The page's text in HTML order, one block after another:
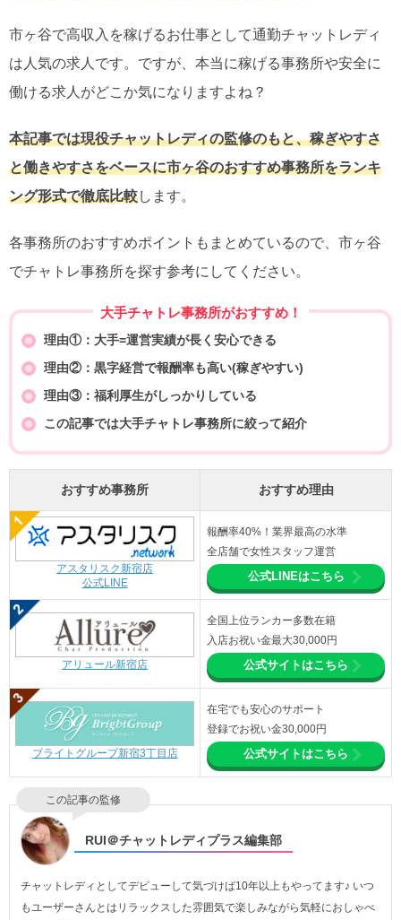
市ヶ谷で高収入を稼げるお仕事として通勤チャットレディ
は人気の求人です。ですが、本当に稼げる事務所や安全に
働ける求人がどこか気になりますよね？
本記事では現役チャットレディの監修のもと、稼ぎやすさ
と働きやすさをベースに市ヶ谷のおすすめ事務所をランキ
ング形式で徹底比較します。
各事務所のおすすめポイントもまとめているので、市ヶ谷
でチャトレ事務所を探す参考にしてください。
大手チャトレ事務所がおすすめ！
理由①：大手=運営実績が長く安心できる
理由②：黒字経営で報酬率も高い(稼ぎやすい)
理由③：福利厚生がしっかりしている
この記事では大手チャトレ事務所に絞って紹介
おすすめ事務所 おすすめ理由
アスタリスク新宿店
公式LINE
報酬率40%！業界最高の水準
全店舗で女性スタッフ運営
公式LINEはこちら
アリュール新宿店
全国上位ランカー多数在籍
入店お祝い金最大30,000円
公式サイトはこちら
ブライトグループ新宿3丁目店
在宅でも安心のサポート
登録でお祝い金30,000円
公式サイトはこちら
この記事の監修
RUI＠チャットレディプラス編集部
チャットレディとしてデビューして気づけば10年以上もやってます♪ いつ
もユーザーさんとはリラックスした雰囲気で楽しみながら気軽におしゃべ